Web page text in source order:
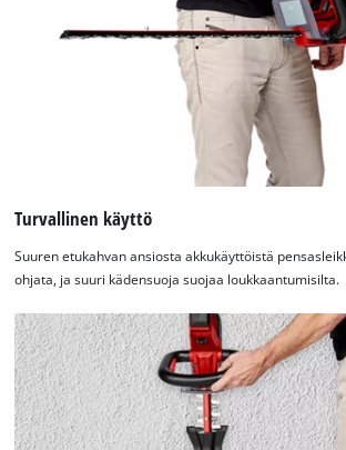
Turvallinen käyttö
Suuren etukahvan ansiosta akkukäyttöistä
ohjata, ja suuri kädensuoja suojaa loukkaantumisilta.